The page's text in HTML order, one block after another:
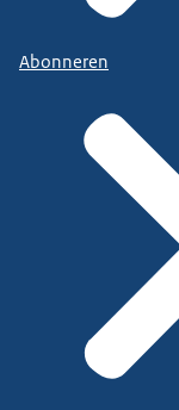
Abonneren